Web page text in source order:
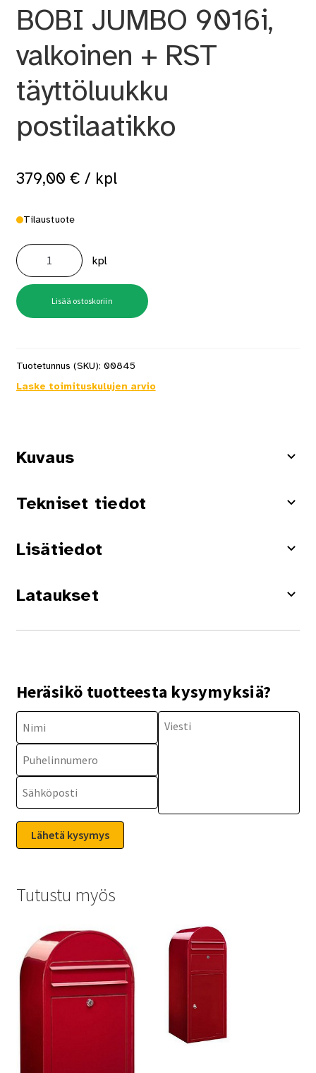
BOBI JUMBO 9016i,
valkoinen + RST
täyttöluukku
postilaatikko
379,00 € / kpl
Tilaustuote
BOBI
JUMBO
9016i,
valkoinen
RST
täyttöluukku
postilaatikko
määrä
kpl
Lisää ostoskoriin
Tuotetunnus (SKU): 00845
Laske toimituskulujen arvio
Kuvaus
Tekniset tiedot
Lisätiedot
Lataukset
Heräsikö tuotteesta kysymyksiä?
Tutustu myös